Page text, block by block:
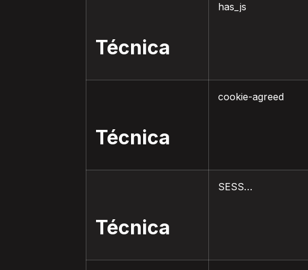
Técnica
has_js
Técnica
cookie-agreed
Técnica
SESS…